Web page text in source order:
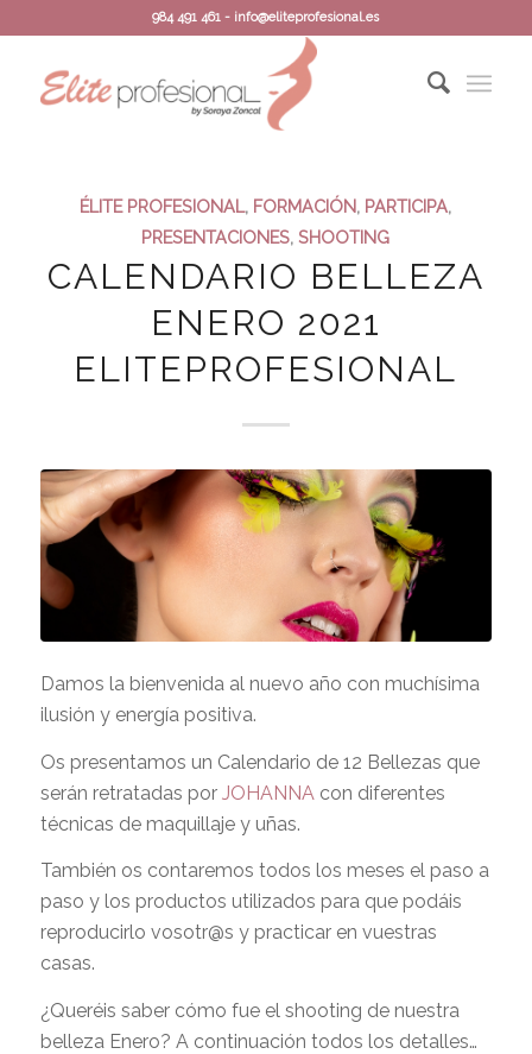
984 491 461 - info@eliteprofesional.es
ÉLITE PROFESIONAL, FORMACIÓN, PARTICIPA,
PRESENTACIONES,SHOOTING
CALENDARIO BELLEZA
ENERO 2021
ELITEPROFESIONAL
Damos la bienvenida al nuevo año con muchísima
ilusión y energía positiva.
Os presentamos un Calendario de 12 Bellezas que
serán retratadas por JOHANNAcon diferentes
técnicas de maquillaje y uñas.
También os contaremos todos los meses el paso a
paso y los productos utilizados para que podáis
reproducirlo vosotr@s y practicar en vuestras
casas.
¿Queréis saber cómo fue el shooting de nuestra
belleza Enero? A continuación todos los detalles…